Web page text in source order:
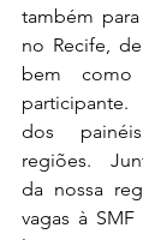
também
no Recife,
bem
participante.
dos
regiões.
da nossa
vagas à